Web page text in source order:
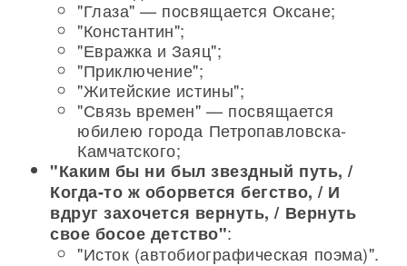
"Глаза" — посвящается Оксане;
"Константин";
"Евражка и Заяц";
"Приключение";
"Житейские истины";
"Связь времен" — посвящается
юбилею города Петропавловска-
Камчатского;
"Каким бы ни был звездный путь, /
Когда-то ж оборвется бегство, / И
вдруг захочется вернуть, / Вернуть
свое босое детство":
"Исток (автобиографическая поэма)".